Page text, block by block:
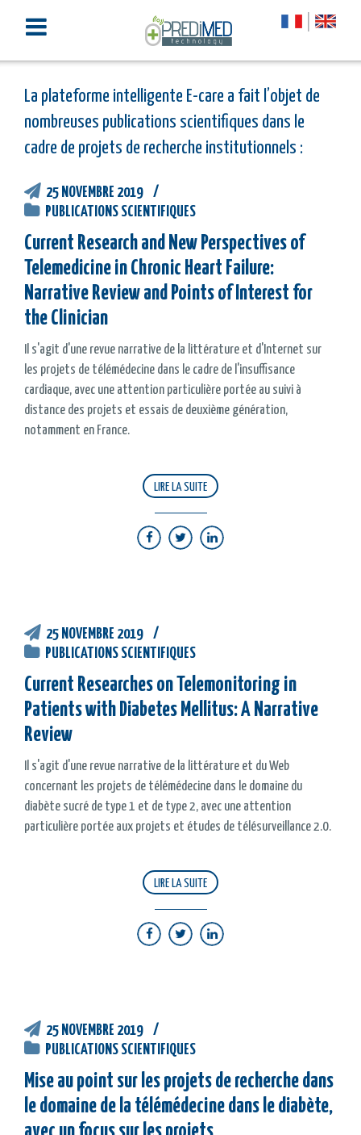
La plateforme intelligente E-care a fait l’objet de
nombreuses publications scientifiques dans le
cadre de projets de recherche institutionnels :
25 NOVEMBRE 2019
PUBLICATIONS SCIENTIFIQUES
Current Research and New Perspectives of
Telemedicine in Chronic Heart Failure:
Narrative Review and Points of Interest for
the Clinician
Il s'agit d'une revue narrative de la littérature et d'Internet sur
les projets de télémédecine dans le cadre de l'insuffisance
cardiaque, avec une attention particulière portée au suivi à
distance des projets et essais de deuxième génération,
notamment en France.
LIRE LA SUITE
25 NOVEMBRE 2019
PUBLICATIONS SCIENTIFIQUES
Current Researches on Telemonitoring in
Patients with Diabetes Mellitus: A Narrative
Review
Il s'agit d'une revue narrative de la littérature et du Web
concernant les projets de télémédecine dans le domaine du
diabète sucré de type 1 et de type 2, avec une attention
particulière portée aux projets et études de télésurveillance 2.0.
LIRE LA SUITE
25 NOVEMBRE 2019
PUBLICATIONS SCIENTIFIQUES
Mise au point sur les projets de recherche dans
le domaine de la télémédecine dans le diabète,